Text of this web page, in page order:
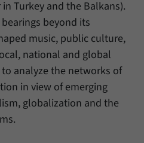
Turkey and the Balkans).
beyond its
music, public culture,
national and global
analyze the networks of
in view of emerging
globalization and the